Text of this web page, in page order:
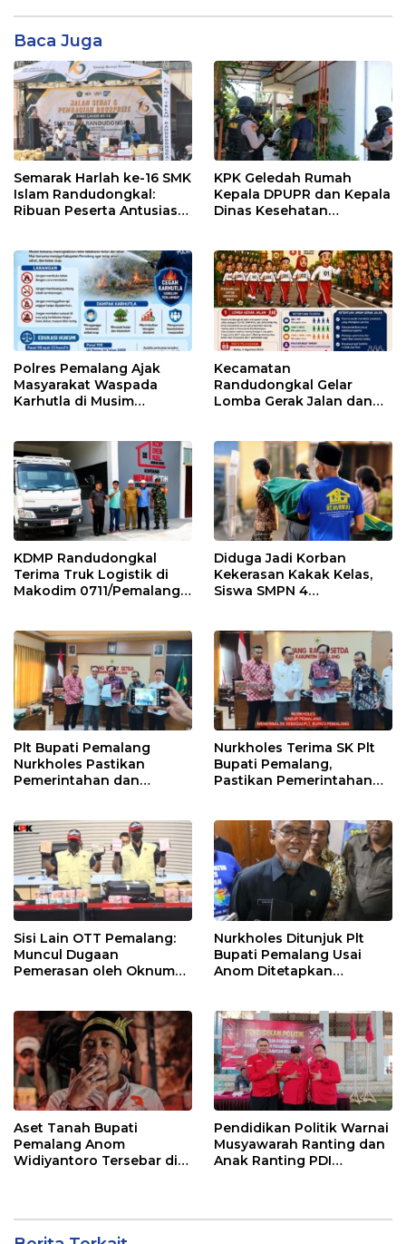
Baca Juga
Semarak Harlah ke-16 SMK
Islam Randudongkal:
Ribuan Peserta Antusias
KPK Geledah Rumah
Kepala DPUPR dan Kepala
Dinas Kesehatan
Polres Pemalang Ajak
Masyarakat Waspada
Karhutla di Musim
Kecamatan
Randudongkal Gelar
Lomba Gerak Jalan dan
KDMP Randudongkal
Terima Truk Logistik di
Makodim 0711/Pemalang
Diduga Jadi Korban
Kekerasan Kakak Kelas,
Siswa SMPN 4
Plt Bupati Pemalang
Nurkholes Pastikan
Pemerintahan dan
Nurkholes Terima SK Plt
Bupati Pemalang,
Pastikan Pemerintahan
Sisi Lain OTT Pemalang:
Muncul Dugaan
Pemerasan oleh Oknum
Nurkholes Ditunjuk Plt
Bupati Pemalang Usai
Anom Ditetapkan
Aset Tanah Bupati
Pemalang Anom
Widiyantoro Tersebar di
Pendidikan Politik Warnai
Musyawarah Ranting dan
Anak Ranting PDI